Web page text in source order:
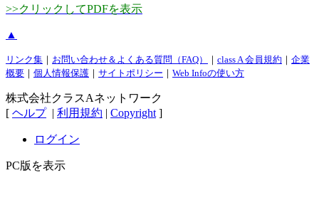
>>クリックしてPDFを表示
▲
リンク集 ｜ お問い合わせ＆よくある質問（FAQ） ｜ class A 会員規約 ｜ 企業
概要 ｜ 個人情報保護 ｜ サイトポリシー ｜ Web Infoの使い方
株式会社クラスAネットワーク
[ ヘルプ| 利用規約 | Copyright ]
ログイン
PC版を表示